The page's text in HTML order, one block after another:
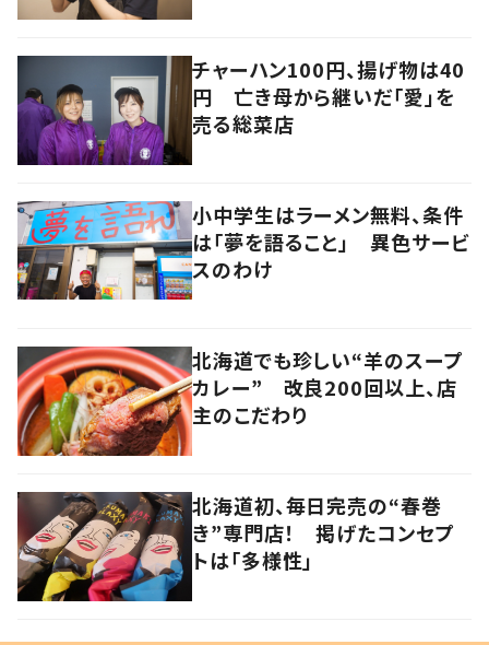
チャーハン100円、揚げ物は40
円 亡き母から継いだ「愛」を
売る総菜店
小中学生はラーメン無料、条件
は「夢を語ること」 異色サービ
スのわけ
北海道でも珍しい“羊のスープ
カレー” 改良200回以上、店
主のこだわり
北海道初、毎日完売の“春巻
き”専門店！ 掲げたコンセプ
トは「多様性」